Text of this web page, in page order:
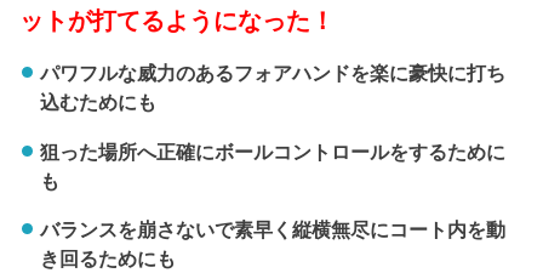
ットが打てるようになった！
パワフルな威力のあるフォアハンドを楽に豪快に打ち
込むためにも
狙った場所へ正確にボールコントロールをするために
も
バランスを崩さないで素早く縦横無尽にコート内を動
き回るためにも